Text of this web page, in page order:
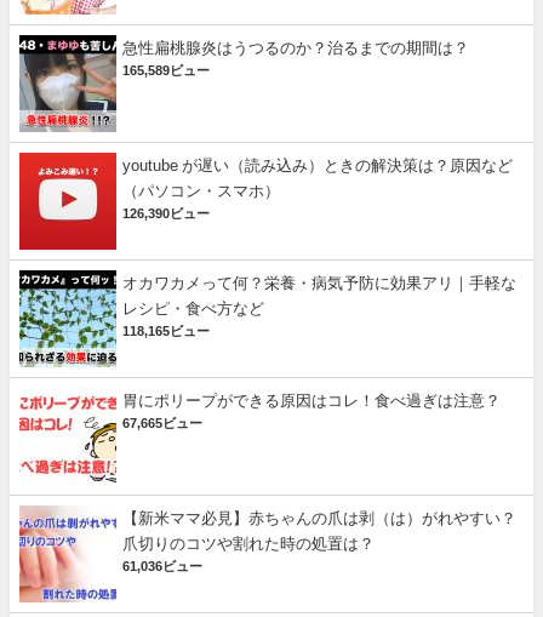
急性扁桃腺炎はうつるのか？治るまでの期間は？
165,589ビュー
youtube が遅い（読み込み）ときの解決策は？原因など
（パソコン・スマホ）
126,390ビュー
オカワカメって何？栄養・病気予防に効果アリ｜手軽な
レシピ・食べ方など
118,165ビュー
胃にポリープができる原因はコレ！食べ過ぎは注意？
67,665ビュー
【新米ママ必見】赤ちゃんの爪は剥（は）がれやすい？
爪切りのコツや割れた時の処置は？
61,036ビュー